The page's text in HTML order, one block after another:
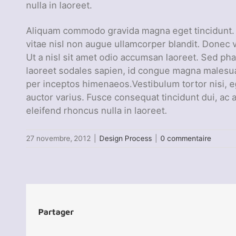
nulla in laoreet.
Aliquam commodo gravida magna eget
vitae nisl non augue ullamcorper blandit.
Ut a nisl sit amet odio accumsan laoreet. Sed
laoreet sodales sapien, id congue magna
per inceptos himenaeos.Vestibulum tortor nisi,
auctor varius. Fusce consequat tincidunt dui,
eleifend rhoncus nulla in laoreet.
27 novembre, 2012 Design Process 0 commentaire
Partager